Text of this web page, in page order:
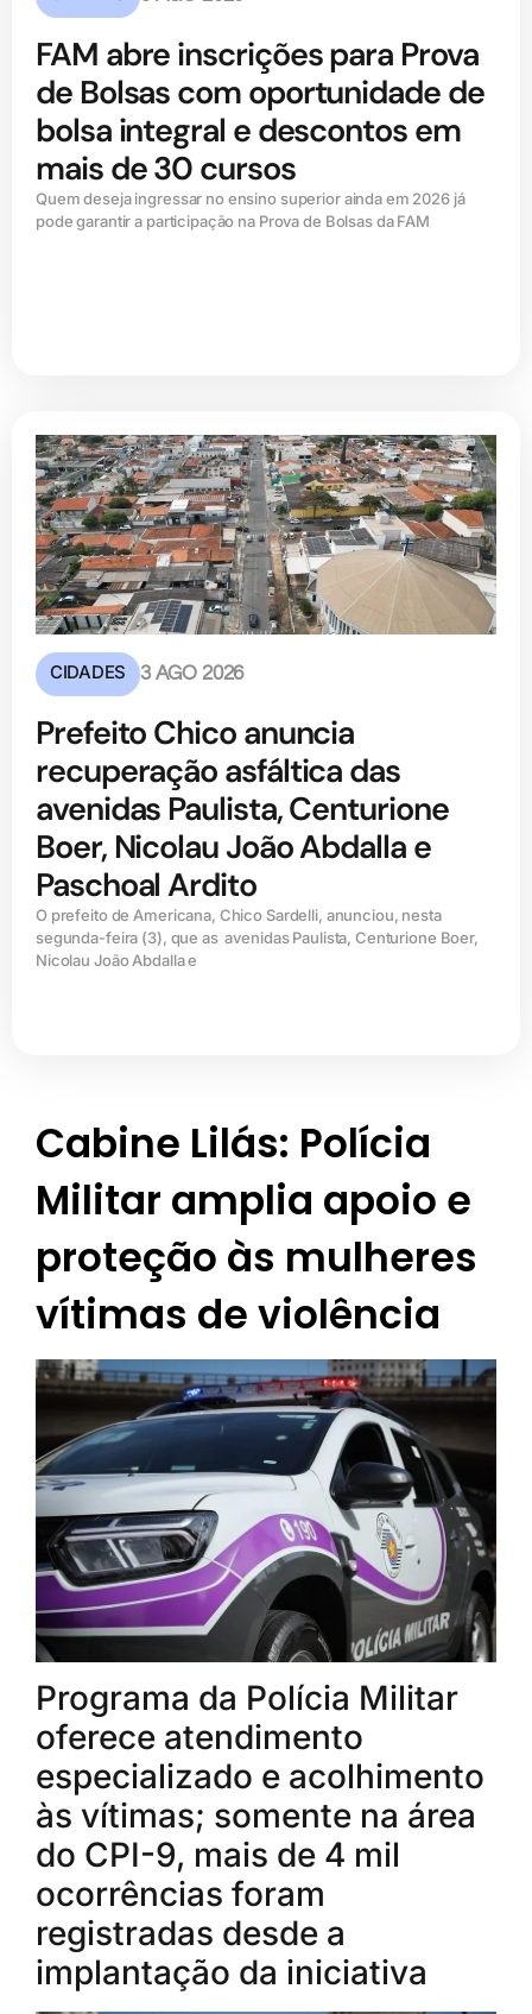
FAM abre inscrições para Prova
de Bolsas com oportunidade de
bolsa integral e descontos em
mais de 30 cursos
Quem deseja ingressar no ensino superior ainda em 2026 já
pode garantir a participação na Prova de Bolsas da FAM
CIDADES 3 AGO 2026
Prefeito Chico anuncia
recuperação asfáltica das
avenidas Paulista, Centurione
Boer, Nicolau João Abdalla e
Paschoal Ardito
O prefeito de Americana, Chico Sardelli, anunciou, nesta
segunda-feira (3), que as avenidas Paulista, Centurione Boer,
Nicolau João Abdalla e
Cabine Lilás: Polícia
Militar amplia apoio e
proteção às mulheres
vítimas de violência
Programa da Polícia Militar
oferece atendimento
especializado e acolhimento
às vítimas; somente na área
do CPI-9, mais de 4 mil
ocorrências foram
registradas desde a
implantação da iniciativa